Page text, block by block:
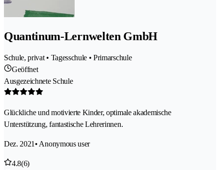
Quantinum-Lernwelten GmbH
Schule, privat • Tagesschule • Primarschule
Geöffnet
Ausgezeichnete Schule
Glückliche und motivierte Kinder, optimale akademische
Unterstützung, fantastische Lehrerinnen.
Dez. 2021 • Anonymous user
4.8(6)